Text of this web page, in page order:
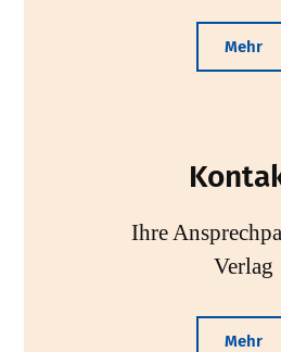
Mehr
Ihre
Verlag
Mehr